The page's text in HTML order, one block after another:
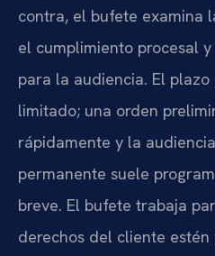
contra, el bufete examina
el cumplimiento procesal
para la audiencia. El
limitado; una orden
rápidamente y la
permanente suele
breve. El bufete trabaja
derechos del cliente